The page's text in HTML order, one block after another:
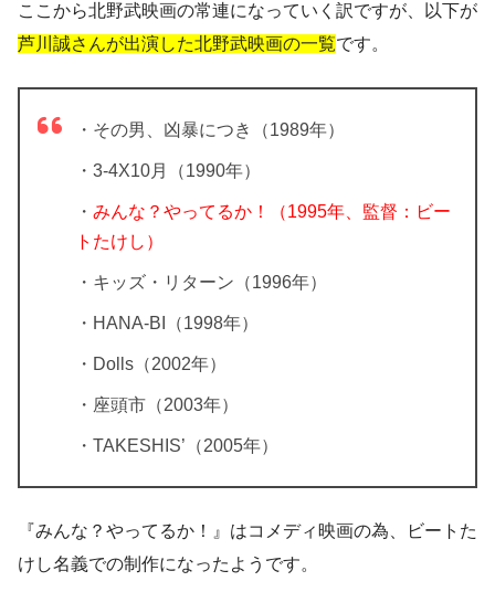
ここから北野武映画の常連になっていく訳ですが、以下が
芦川誠さんが出演した北野武映画の一覧です。
・その男、凶暴につき（1989年）
・3-4X10月（1990年）
・ みんな？やってるか！（1995年、監督：ビー
トたけし）
・キッズ・リターン（1996年）
・HANA-BI（1998年）
・Dolls（2002年）
・座頭市（2003年）
・TAKESHIS’（2005年）
『みんな？やってるか！』はコメディ映画の為、ビートた
けし名義での制作になったようです。